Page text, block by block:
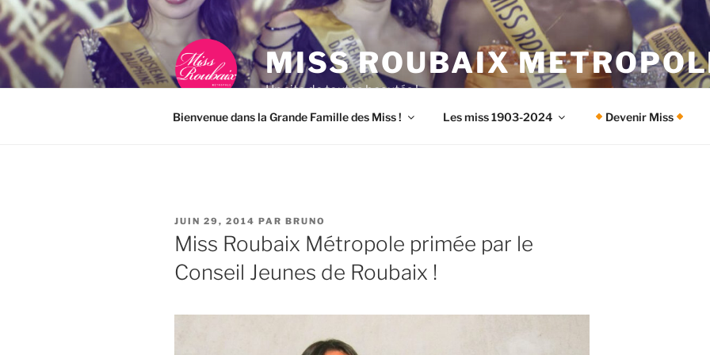
Aller
au
contenu
principal
MISS ROUBAIX
Un site de toutes beautés !
Bienvenue dans la Grande Famille des Miss ! Les miss 1903-2024 Devenir Miss
PUBLIÉ
LE
JUIN 29, 2014 PAR BRUNO
Miss Roubaix Métropole primée par le
Conseil Jeunes de Roubaix !